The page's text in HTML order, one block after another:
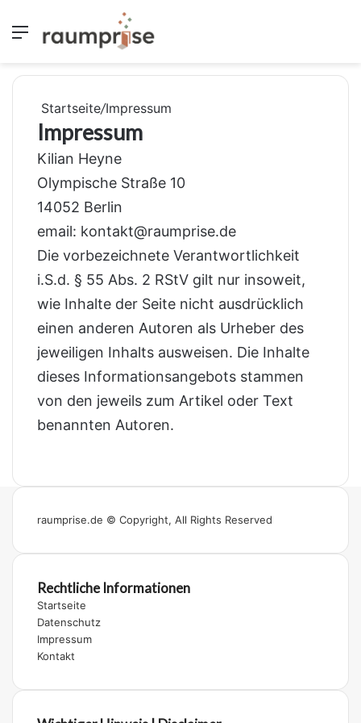
Menü
Startseite/Impressum
Impressum
Kilian Heyne
Olympische Straße 10
14052 Berlin
email: kontakt@raumprise.de
Die vorbezeichnete Verantwortlichkeit
i.S.d. § 55 Abs. 2 RStV gilt nur insoweit,
wie Inhalte der Seite nicht ausdrücklich
einen anderen Autoren als Urheber des
jeweiligen Inhalts ausweisen. Die Inhalte
dieses Informationsangebots stammen
von den jeweils zum Artikel oder Text
benannten Autoren.
raumprise.de © Copyright, All Rights Reserved
Rechtliche Informationen
Startseite
Datenschutz
Impressum
Kontakt